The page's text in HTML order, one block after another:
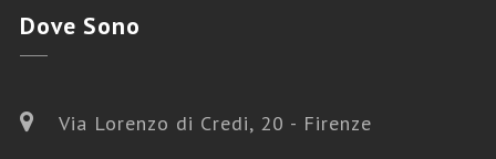
Dove Sono
Via Lorenzo di Credi, 20 - Firenze